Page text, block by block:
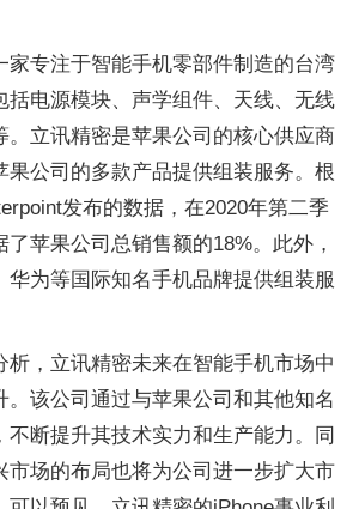
家专注于智能手机零部件制造的台湾
括电源模块、声学组件、天线、无线
。立讯精密是苹果公司的核心供应商
果公司的多款产品提供组装服务。根
发布的数据，在2020年第二季
了苹果公司总销售额的18%。此外，
华为等国际知名手机品牌提供组装服
析，立讯精密未来在智能手机市场中
。该公司通过与苹果公司和其他知名
不断提升其技术实力和生产能力。同
市场的布局也将为公司进一步扩大市